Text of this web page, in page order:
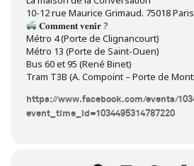
10-12 rue Maurice Grimaud. 75018 Paris
𝐂𝐨𝐦𝐦𝐞𝐧𝐭 𝐯𝐞𝐧𝐢𝐫 ?
Métro 4 (Porte de Clignancourt)
Métro 13 (Porte de Saint-Ouen)
Bus 60 et 95 (René Binet)
Tram T3B (A. Compoint – Porte de
https://www.facebook.com/events/
event_time_id=1034495314787220